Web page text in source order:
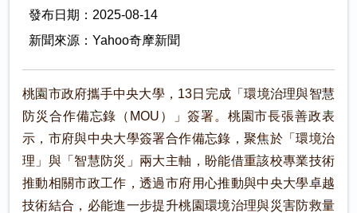
發布日期：2025-08-14
新聞來源：Yahoo奇摩新聞
桃園市政府攜手中央大學，13日完成「環境治理與智慧
防災合作備忘錄（MOU）」簽署。桃園市長張善政表
示，市府與中央大學簽署合作備忘錄，聚焦於「環境治
理」與「智慧防災」兩大主軸，盼能借重該校專業技術
推動相關市政工作，透過市府用心推動與中央大學卓越
技術結合，必能進一步提升桃園環境治理與災害防救量